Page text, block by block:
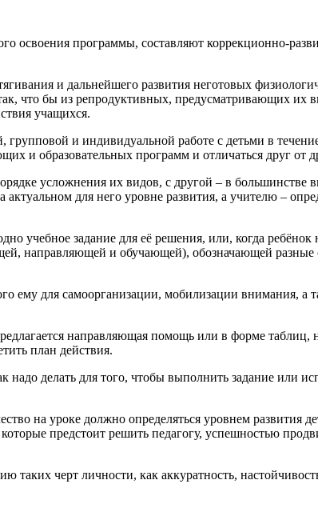
освоения программы, составляют коррекционно-
и дальнейшего развития неготовых
что бы из репродуктивных, предусматривающих их
учащихся.
и индивидуальной работе с детьми в
и образовательных программ и отличаться друг от
усложнения их видов, с другой – в большинстве
для него уровне развития, а учителю –
учебное задание для её решения, или, когда
направляющей и обучающей), обозначающей разные
ему для самоорганизации, мобилизации внимания, а
направляющая помощь или в форме
план действия.
делать для того, чтобы выполнить задание или
на уроке должно определяться уровнем развития
предстоит решить педагогу, успешностью
черт личности, как аккуратность,